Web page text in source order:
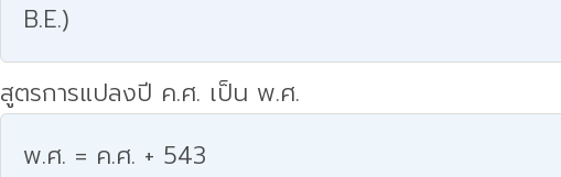
B.E.)
สูตรการแปลงปี ค.ศ. เป็น พ.ศ.
พ.ศ. = ค.ศ. + 543